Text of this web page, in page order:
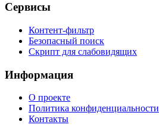
Сервисы
Контент-фильтр
Безопасный поиск
Скрипт для слабовидящих
Информация
О проекте
Политика конфиденциальности
Контакты